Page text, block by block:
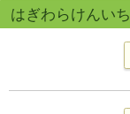
はぎわらけんいち